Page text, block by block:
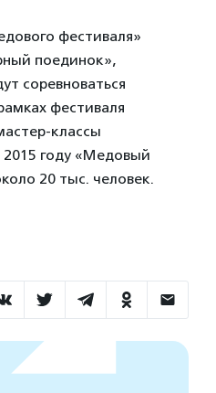
фестиваля»
поединок»,
соревноваться
фестиваля
классы
2015 году «Медовый
20 тыс. человек.